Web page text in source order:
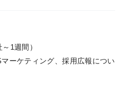
1週間）
ーケティング、採用広報につい